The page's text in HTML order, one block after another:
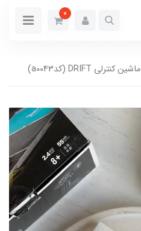
0
ماشین کنترلی DRIFT (کدa0043)